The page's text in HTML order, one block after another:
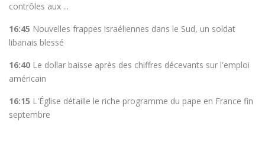
contrôles aux ...
16:45 Nouvelles frappes israéliennes dans le Sud, un soldat
libanais blessé
16:40 Le dollar baisse après des chiffres décevants sur l'emploi
américain
16:15 L'Église détaille le riche programme du pape en France fin
septembre